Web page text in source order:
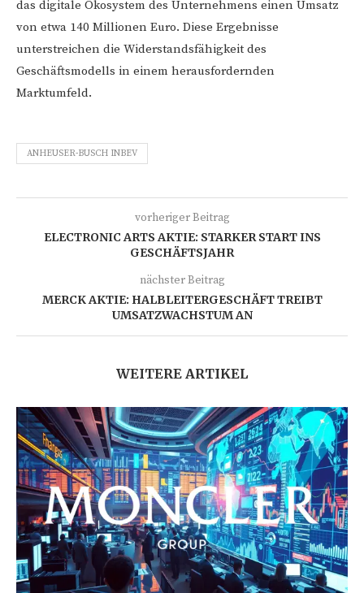
das digitale Ökosystem des Unternehmens einen Umsatz
von etwa 140 Millionen Euro. Diese Ergebnisse
unterstreichen die Widerstandsfähigkeit des
Geschäftsmodells in einem herausfordernden
Marktumfeld.
ANHEUSER-BUSCH INBEV
vorheriger Beitrag
ELECTRONIC ARTS AKTIE: STARKER START INS
GESCHÄFTSJAHR
nächster Beitrag
MERCK AKTIE: HALBLEITERGESCHÄFT TREIBT
UMSATZWACHSTUM AN
WEITERE ARTIKEL